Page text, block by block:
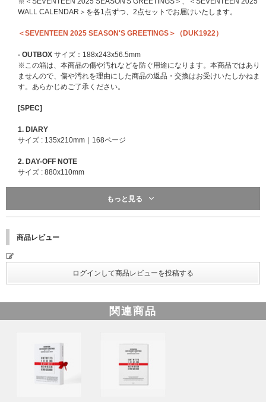
WALL CALENDAR＞を各1点ずつ、2点セットでお届けいたします。
＜SEVENTEEN 2025 SEASON'S GREETINGS＞（DUK1922）
- OUTBOX サイズ：188x243x56.5mm
※この箱は、本商品の傷や汚れなどを防ぐ用途になります。本商品ではあり
ませんので、傷や汚れを理由にした商品の返品・交換はお受けいたしかねま
す。あらかじめご了承ください。
[SPEC]
1. DIARY
サイズ : 135x210mm｜168ページ
2. DAY-OFF NOTE
サイズ : 880x110mm
4. PHOTOBOOK
サイズ : 70x80mm｜13枚 1セット
6. HANDY CALENDAR
サイズ : 60x80mm｜14か月分
7. DIGITAL CODE SET
DIGITAL CODE サイズ : 27x85mm｜約35分
CHARM : 42x56mm
PAPER : 55x100mm
SILVER CHAIN : 140mm
もっと見る
商品レビュー
関連商品